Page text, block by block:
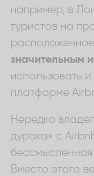
например, в
туристов на
расположенное
значительным
использовать
платформе
Нередко
дурака» с
Вместо этого